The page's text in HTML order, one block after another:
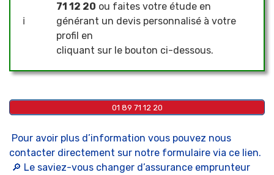
ℹ️
71 12 20 ou faites votre étude en
générant un devis personnalisé à votre
profil en
cliquant sur le bouton ci-dessous.
01 89 71 12 20
Pour avoir plus d’information vous pouvez nous
contacter directement sur notre formulaire via ce lien.
🔎 Le saviez-vous changer d’assurance emprunteur